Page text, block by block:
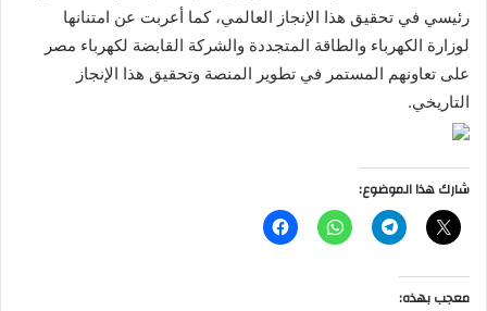
رئيسي في تحقيق هذا الإنجاز العالمي، كما أعربت عن امتنانها
لوزارة الكهرباء والطاقة المتجددة والشركة القابضة لكهرباء مصر
على تعاونهم المستمر في تطوير المنصة وتحقيق هذا الإنجاز
التاريخي.
شارك هذا الموضوع:
معجب بهذه: